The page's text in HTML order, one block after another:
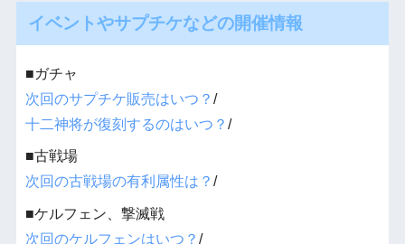
イベントやサプチケなどの開催情報
■ガチャ
次回のサプチケ販売はいつ？ /
十二神将が復刻するのはいつ？ /
■古戦場
次回の古戦場の有利属性は？ /
■ケルフェン、撃滅戦
次回のケルフェンはいつ？ /